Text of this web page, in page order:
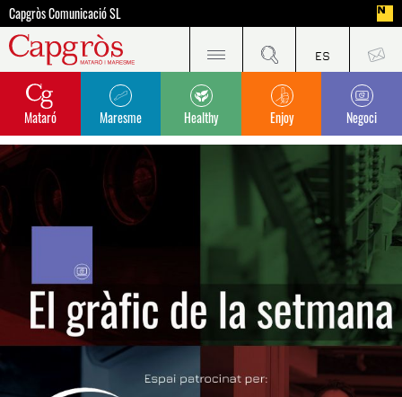
Capgròs Comunicació SL
Mataró Maresme Healthy Enjoy Negoci